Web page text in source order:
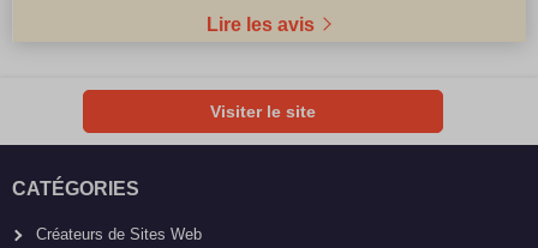
Lire les avis
Visiter le site
CATÉGORIES
Créateurs de Sites Web